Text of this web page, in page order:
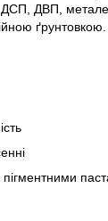
ДВП,
ґрунтовкою.